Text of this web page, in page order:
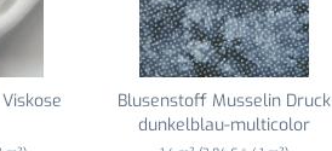
Blusenstoff Musselin Druck
dunkelblau-multicolor